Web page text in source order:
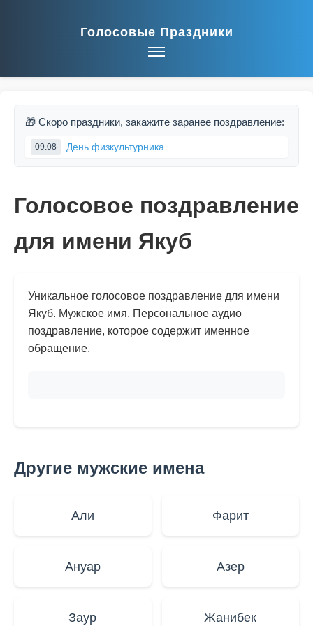
Голосовые Праздники
🎁 Скоро праздники, закажите заранее поздравление:
09.08 День физкультурника
Голосовое поздравление
для имени Якуб
Уникальное голосовое поздравление для имени
Якуб. Мужское имя. Персональное аудио
поздравление, которое содержит именное
обращение.
Другие мужские имена
Али Фарит
Ануар Азер
Заур Жанибек